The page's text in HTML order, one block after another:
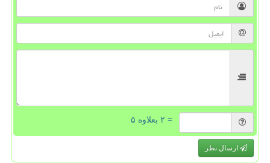
= ۲ بعلاوه ۵
ارسال نظر